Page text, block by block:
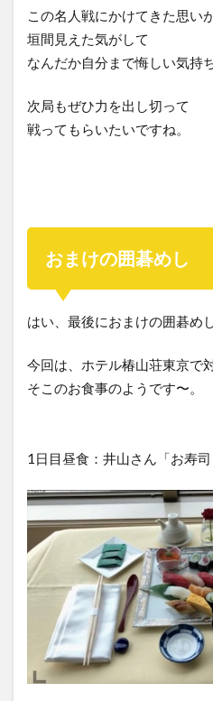
この名人戦にかけてきた思い
垣間見えた気がして
なんだか自分まで悔しい気持
次局もぜひ力を出し切って
戦ってもらいたいですね。
おまけの囲碁めし
はい、最後におまけの囲碁め
今回は、ホテル椿山荘東京で
そこのお食事のようです〜。
1日目昼食：井山さん「お寿司